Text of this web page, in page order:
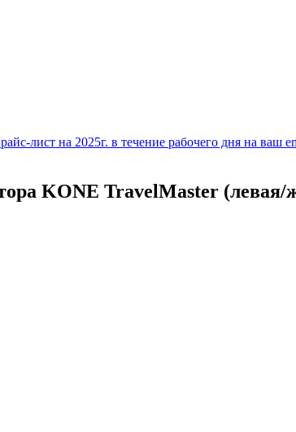
лист на 2025г. в течение рабочего дня на ваш
KONE TravelMaster (левая/